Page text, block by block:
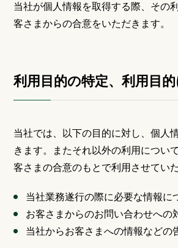
当社が個人情報を取得する際、その
客さまからの合意をいただきます。
利用目的の特定、利用目
当社では、以下の目的に対し、個人
きます。またそれ以外の利用につい
客さまの合意のもとで利用させてい
当社業務遂行の際に必要な情報に
お客さまからのお問い合わせへの
当社からお客さまへの情報などの